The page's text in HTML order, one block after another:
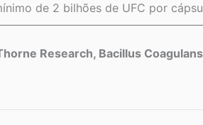
de 2 bilhões de UFC por
Research, Bacillus